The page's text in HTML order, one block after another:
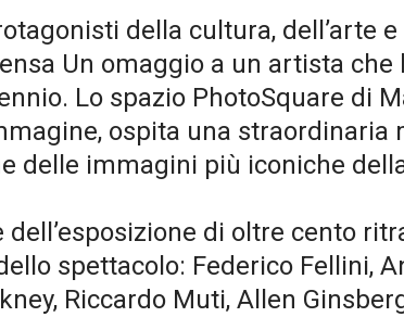
della cultura, dell’arte
Un omaggio a un artista
Lo spazio PhotoSquare di
ospita una straordinaria
delle immagini più iconiche
di oltre cento
spettacolo: Federico Fellini,
Riccardo Muti, Allen